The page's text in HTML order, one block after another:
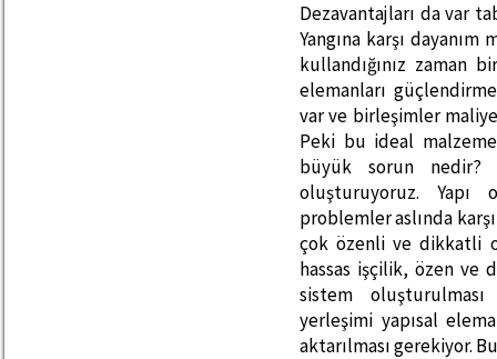
Dezavantajları da var
Yangına karşı
kullandığınız zaman
elemanları
var ve birleşimler
Peki bu ideal malzeme
büyük sorun nedir?
oluşturuyoruz. Yapı
problemler aslında
çok özenli ve dikkatli
hassas işçilik, özen ve
sistem
yerleşimi yapısal
aktarılması gerekiyor.